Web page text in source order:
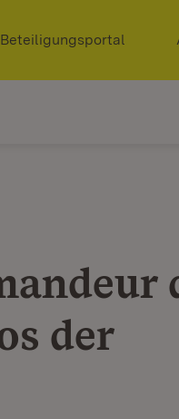
Fenster)
Extern:
Beteiligungsportal
der